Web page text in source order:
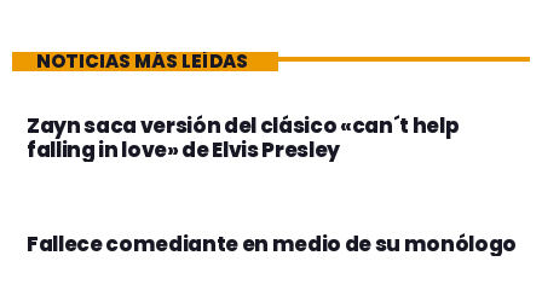
NOTICIAS MÁS LEÍDAS
Zayn saca versión del clásico «can´t help
falling in love» de Elvis Presley
Fallece comediante en medio de su monólogo